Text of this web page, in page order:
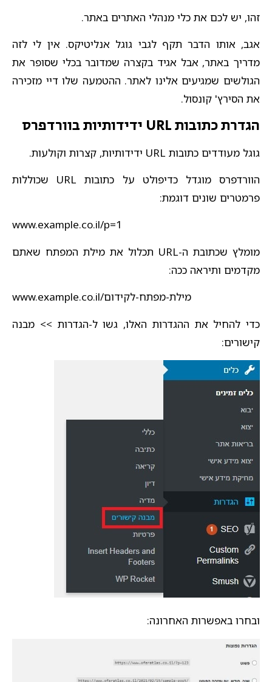
זהו, יש לכם את כלי מנהלי האתרים באתר.
אגב, אותו הדבר תקף לגבי גוגל אנליטיקס. אין לי לזה
מדריך באתר, אבל אגיד בקצרה שמדובר בכלי שסופר את
הגולשים שמגיעים אלינו לאתר. ההטמעה שלו דיי מזכירה
את הסירץ' קונסול.
הגדרת כתובות URL ידידותיות בוורדפרס
גוגל מעודדים כתובות URL ידידותיות, קצרות וקולעות.
הוורדפרס מוגדל כדיפולט על כתובות URL שכוללות
פרמטרים שונים דוגמת:
www.example.co.il/p=1
מומלץ שכתובת ה-URL תכלול את מילת המפתח שאתם
מקדמים ותיראה ככה:
www.example.co.il/מילת-מפתח-לקידום
כדי להחיל את ההגדרות האלו, גשו ל-הגדרות >> מבנה
קישורים:
ובחרו באפשרות האחרונה: